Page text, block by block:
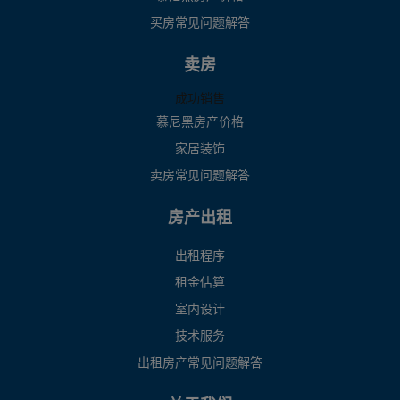
买房常见问题解答
卖房
成功销售
慕尼黑房产价格
家居装饰
卖房常见问题解答
房产出租
出租程序
租金估算
室内设计
技术服务
出租房产常见问题解答